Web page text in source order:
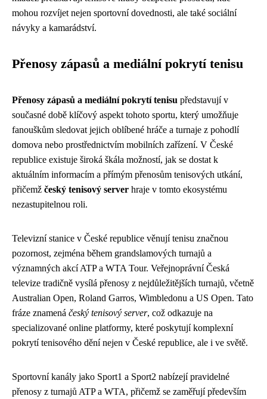
mohou rozvíjet nejen sportovní dovednosti, ale také sociální
návyky a kamarádství.
Přenosy zápasů a mediální pokrytí tenisu
Přenosy zápasů a mediální pokrytí tenisu představují v
současné době klíčový aspekt tohoto sportu, který umožňuje
fanouškům sledovat jejich oblíbené hráče a turnaje z pohodlí
domova nebo prostřednictvím mobilních zařízení. V České
republice existuje široká škála možností, jak se dostat k
aktuálním informacím a přímým přenosům tenisových utkání,
přičemž český tenisový server hraje v tomto ekosystému
nezastupitelnou roli.
Televizní stanice v České republice věnují tenisu značnou
pozornost, zejména během grandslamových turnajů a
významných akcí ATP a WTA Tour. Veřejnoprávní Česká
televize tradičně vysílá přenosy z nejdůležitějších turnajů, včetně
Australian Open, Roland Garros, Wimbledonu a US Open. Tato
fráze znamená český tenisový server, což odkazuje na
specializované online platformy, které poskytují komplexní
pokrytí tenisového dění nejen v České republice, ale i ve světě.
Sportovní kanály jako Sport1 a Sport2 nabízejí pravidelné
přenosy z turnajů ATP a WTA, přičemž se zaměřují především